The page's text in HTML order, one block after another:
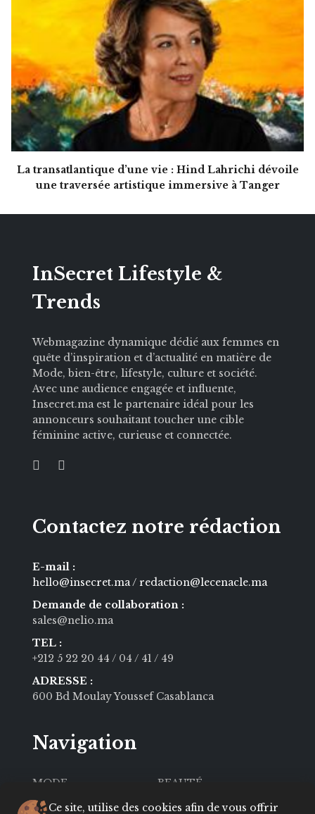
La transatlantique d’une vie : Hind Lahrichi dévoile
une traversée artistique immersive à Tanger
Ce site, utilise des cookies afin de vous offrir
InSecret Lifestyle &
Trends
Webmagazine dynamique dédié aux femmes en
quête d’inspiration et d’actualité en matière de
Mode, bien-être, lifestyle, culture et société.
Avec une audience engagée et influente,
Insecret.ma est le partenaire idéal pour les
annonceurs souhaitant toucher une cible
féminine active, curieuse et connectée.
Contactez notre rédaction
E-mail :
hello@insecret.ma / redaction@lecenacle.ma
Demande de collaboration :
sales@nelio.ma
TEL :
+212 5 22 20 44 / 04 / 41 / 49
ADRESSE :
600 Bd Moulay Youssef Casablanca
Navigation
MODE
BEAUTÉ
SOCIÉTÉ
CULTURE